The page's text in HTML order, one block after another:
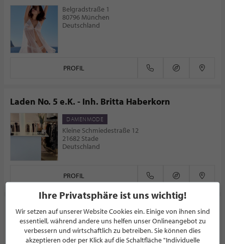
Belgradstraße 1
80796 München
Deutschland
PROFIL
Laden No. 5 e.K. - Inh. Britta Haberkorn
DAMENMODE
Kleine Schmiedestraße 12
21682 Stade
Deutschland
PROFIL
Schuh Schuh
MODEGESCHÄFT
Friedrichstr. 49
Ihre Privatsphäre ist uns wichtig!
Wir setzen auf unserer Website Cookies ein. Einige von ihnen sind
essentiell, während andere uns helfen unser Onlineangebot zu
verbessern und wirtschaftlich zu betreiben. Sie können dies
akzeptieren oder per Klick auf die Schaltfläche "Individuelle